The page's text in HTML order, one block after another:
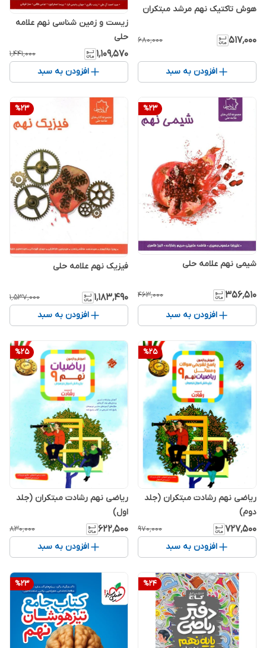
هوش تاکتیک نهم مرشد مبتکران
۵۱۷٬۰۰۰ ۶۸۰٬۰۰۰
افزودن به سبد
زیست و زمین شناسی نهم علامه
حلی
۱٬۱۰۹٬۵۷۰ ۱٬۴۴۱٬۰۰۰
افزودن به سبد
%23
شیمی نهم علامه حلی
۳۵۶٬۵۱۰ ۴۶۳٬۰۰۰
افزودن به سبد
%23
فیزیک نهم علامه حلی
۱٬۱۸۳٬۴۹۰ ۱٬۵۳۷٬۰۰۰
افزودن به سبد
%25
ریاضی نهم رشادت مبتکران (جلد
دوم)
۷۲۷٬۵۰۰ ۹۷۰٬۰۰۰
افزودن به سبد
%25
ریاضی نهم رشادت مبتکران (جلد
اول)
۶۲۲٬۵۰۰ ۸۳۰٬۰۰۰
افزودن به سبد
%24
%23